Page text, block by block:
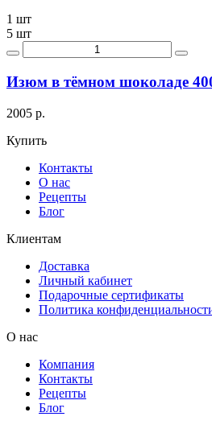
1 шт
5 шт
Изюм в тёмном шоколаде
2005 р.
Купить
Контакты
О нас
Рецепты
Блог
Клиентам
Доставка
Личный кабинет
Подарочные сертификаты
Политика
О нас
Компания
Контакты
Рецепты
Блог